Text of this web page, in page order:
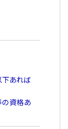
あれば
資格あ